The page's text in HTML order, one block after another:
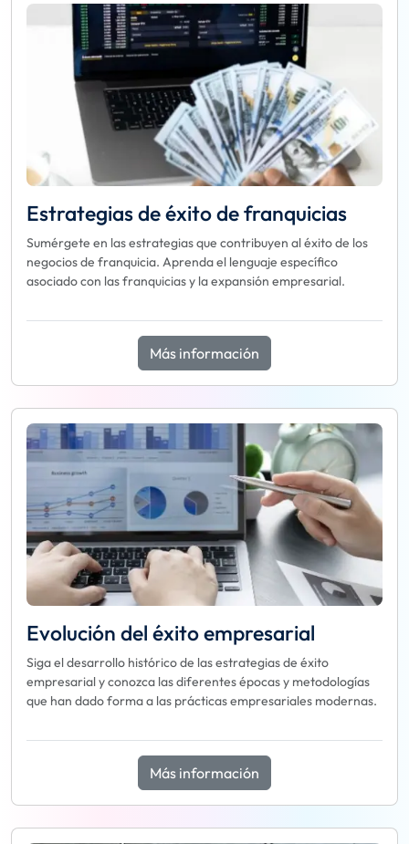
Estrategias de éxito de franquicias
Sumérgete en las estrategias que contribuyen al éxito de los
negocios de franquicia. Aprenda el lenguaje específico
asociado con las franquicias y la expansión empresarial.
Más información
Evolución del éxito empresarial
Siga el desarrollo histórico de las estrategias de éxito
empresarial y conozca las diferentes épocas y metodologías
que han dado forma a las prácticas empresariales modernas.
Más información